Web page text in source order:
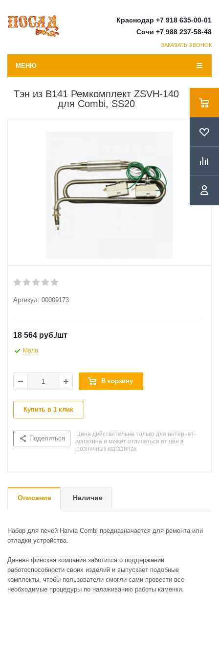
Краснодар +7 918 635-00-01
Сочи +7 988 237-58-48
ЗАКАЗАТЬ ЗВОНОК
МЕНЮ
Тэн из В141 Ремкомплект ZSVH-140
для Combi, SS20
Артикул: 00009173
18 564 руб./шт
Мало
В корзину
Купить в 1 клик
Поделиться
Цена действительна только для интернет-
магазина и может отличаться от цен в
розничных магазинах
Описание Наличие
Набор для печей Harvia Combi предназначается для ремонта или
отладки устройства.
Данная финская компания заботится о поддержании
работоспособности своих изделий и выпускает подобные
комплекты, чтобы пользователи смогли сами провести все
необходимые процедуры по налаживанию работы каменки.